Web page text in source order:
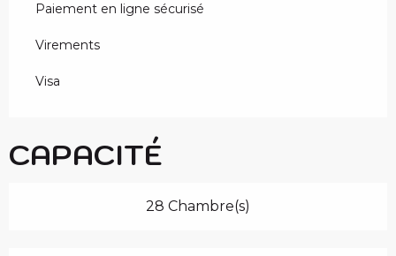
Paiement en ligne sécurisé
Virements
Visa
CAPACITÉ
28 Chambre(s)